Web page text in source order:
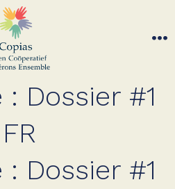
: Dossier #1
FR
: Dossier #1